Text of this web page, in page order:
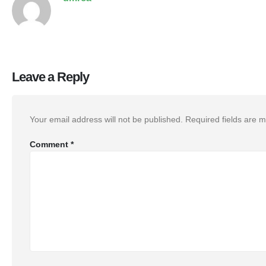
Leave a Reply
Your email address will not be published. Required fields are
Comment *